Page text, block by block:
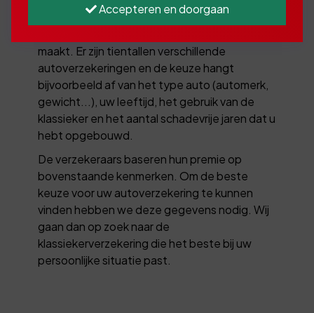
een WA-verzekering af te sluiten. Dit is snel te
maakt. Er zijn tientallen verschillende
autoverzekeringen en de keuze hangt
bijvoorbeeld af van het type auto (automerk,
gewicht...), uw leeftijd, het gebruik van de
klassieker en het aantal schadevrije jaren dat u
hebt opgebouwd.
De verzekeraars baseren hun premie op
bovenstaande kenmerken. Om de beste
keuze voor uw autoverzekering te kunnen
vinden hebben we deze gegevens nodig. Wij
gaan dan op zoek naar de
klassiekerverzekering die het beste bij uw
persoonlijke situatie past.
Accepteren en doorgaan